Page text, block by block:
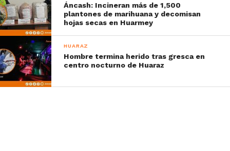
Áncash: Incineran más de 1,500
plantones de marihuana y decomisan
hojas secas en Huarmey
HUARAZ
Hombre termina herido tras gresca en
centro nocturno de Huaraz